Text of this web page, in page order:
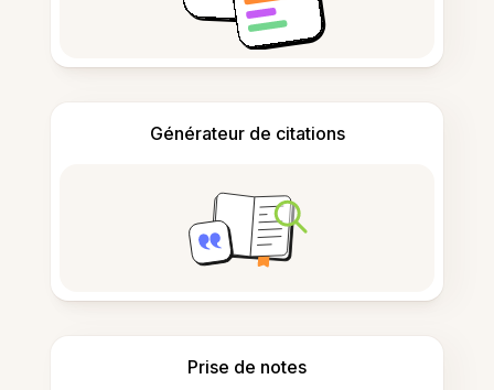
Générateur de citations
Prise de notes